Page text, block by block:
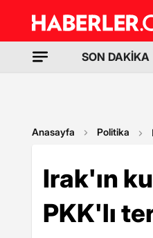
SON DAKİKA
Anasayfa Politika
Irak'ın
PKK'lı